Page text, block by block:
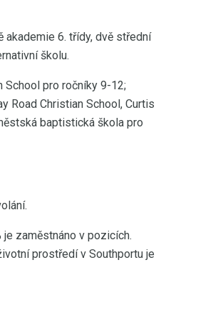
akademie 6. třídy, dvě střední
školu.
School pro ročníky 9-12;
Road Christian School, Curtis
baptistická škola pro
zaměstnáno v pozicích.
prostředí v Southportu je